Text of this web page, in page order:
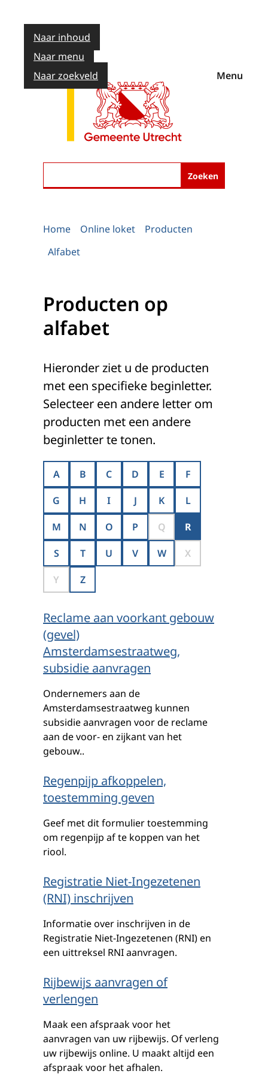
Naar inhoud
Naar menu
Naar zoekveld
Zoeken
Menu
Home Online loket
Producten
Alfabet
Producten op
alfabet
Hieronder ziet u de producten
met een specifieke beginletter.
Selecteer een andere letter om
producten met een andere
beginletter te tonen.
A B C D E
F
G
H I J K
L
M
N O P Q
R
S
T U V W
X
Y
Z
Reclame aan voorkant gebouw
(gevel)
Amsterdamsestraatweg,
subsidie aanvragen
Ondernemers aan de
Amsterdamsestraatweg kunnen
subsidie aanvragen voor de reclame
aan de voor- en zijkant van het
gebouw..
Regenpijp afkoppelen,
toestemming geven
Geef met dit formulier toestemming
om regenpijp af te koppen van het
riool.
Registratie Niet-Ingezetenen
(RNI) inschrijven
Informatie over inschrijven in de
Registratie Niet-Ingezetenen (RNI) en
een uittreksel RNI aanvragen.
Rijbewijs aanvragen of
verlengen
Maak een afspraak voor het
aanvragen van uw rijbewijs. Of verleng
uw rijbewijs online. U maakt altijd een
afspraak voor het afhalen.